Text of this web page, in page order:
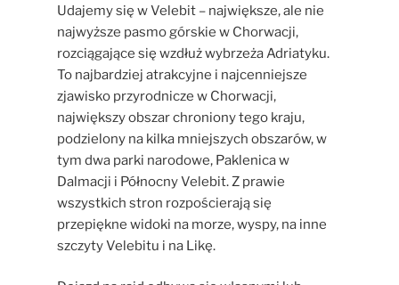
Udajemy się w Velebit – największe, ale nie
najwyższe pasmo górskie w Chorwacji,
rozciągające się wzdłuż wybrzeża Adriatyku.
To najbardziej atrakcyjne i najcenniejsze
zjawisko przyrodnicze w Chorwacji,
największy obszar chroniony tego kraju,
podzielony na kilka mniejszych obszarów, w
tym dwa parki narodowe, Paklenica w
Dalmacji i Północny Velebit. Z prawie
wszystkich stron rozpościerają się
przepiękne widoki na morze, wyspy, na inne
szczyty Velebitu i na Likę.